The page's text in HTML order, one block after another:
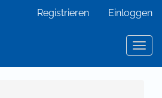
Registrieren Einloggen